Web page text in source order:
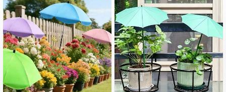
4,78 3.1K Seguidores
4,78 3.1K Seguidores